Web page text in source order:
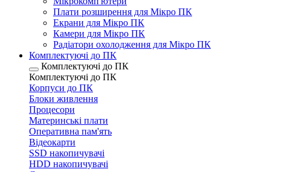
Плати розширення для Мікро ПК
Екрани для Мікро ПК
Камери для Мікро ПК
Радіатори охолодження для Мікро ПК
Комплектуючі до ПК
Комплектуючі до ПК
Комплектуючі до ПК
Корпуси до ПК
Блоки живлення
Процесори
Материнські плати
Оперативна пам'ять
Відеокарти
SSD накопичувачі
HDD накопичувачі